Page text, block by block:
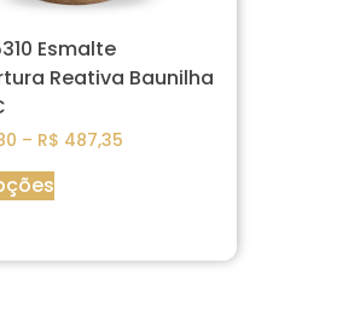
Esmalte
Reativa Baunilha
– R$ 487,35